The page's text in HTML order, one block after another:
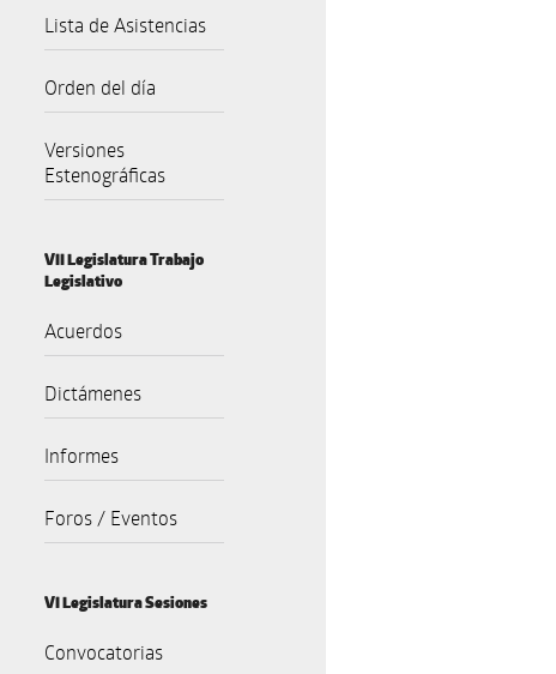
Lista de Asistencias
Orden del día
Versiones
Estenográficas
VII Legislatura Trabajo
Legislativo
Acuerdos
Dictámenes
Informes
Foros / Eventos
VI Legislatura Sesiones
Convocatorias